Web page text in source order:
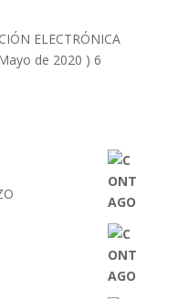
ELECTRÓNICA
de 2020 ) 6